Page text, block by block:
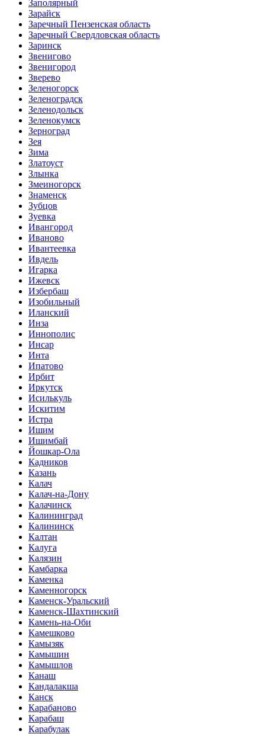
Заполярный
Зарайск
Заречный Пензенская область
Заречный Свердловская область
Заринск
Звенигово
Звенигород
Зверево
Зеленогорск
Зеленоградск
Зеленодольск
Зеленокумск
Зерноград
Зея
Зима
Златоуст
Злынка
Змеиногорск
Знаменск
Зубцов
Зуевка
Ивангород
Иваново
Ивантеевка
Ивдель
Игарка
Ижевск
Избербаш
Изобильный
Иланский
Инза
Иннополис
Инсар
Инта
Ипатово
Ирбит
Иркутск
Исилькуль
Искитим
Истра
Ишим
Ишимбай
Йошкар-Ола
Кадников
Казань
Калач
Калач-на-Дону
Калачинск
Калининград
Калининск
Калтан
Калуга
Калязин
Камбарка
Каменка
Каменногорск
Каменск-Уральский
Каменск-Шахтинский
Камень-на-Оби
Камешково
Камызяк
Камышин
Камышлов
Канаш
Кандалакша
Канск
Карабаново
Карабаш
Карабулак